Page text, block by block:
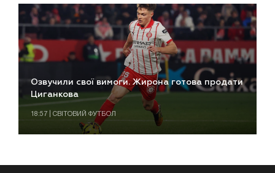
Озвучили свої вимоги. Жирона готова продати
Циганкова
18:57 | СВІТОВИЙ ФУТБОЛ